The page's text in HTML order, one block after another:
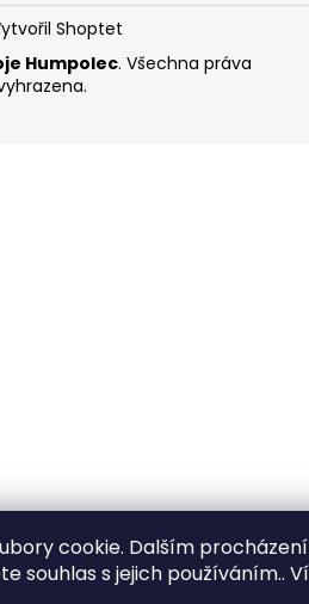
cookie. Dalším
souhlas s jejich používáním..
Shoptet
Humpolec. Všechna práva